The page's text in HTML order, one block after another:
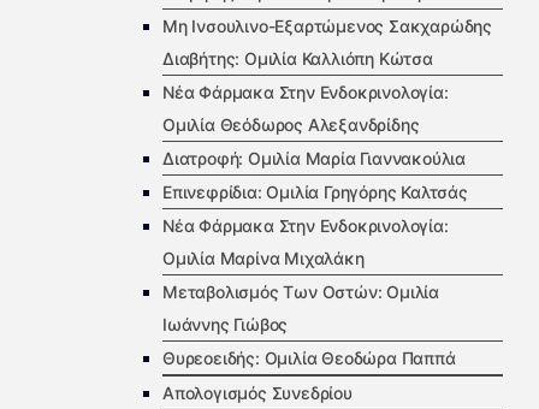
Μη Ινσουλινο-Εξαρτώμενος Σακχαρώδης
Διαβήτης: Ομιλία Καλλιόπη Κώτσα
Νέα Φάρμακα Στην Ενδοκρινολογία:
Ομιλία Θεόδωρος Αλεξανδρίδης
Διατροφή: Ομιλία Μαρία Γιαννακούλια
Επινεφρίδια: Ομιλία Γρηγόρης Καλτσάς
Νέα Φάρμακα Στην Ενδοκρινολογία:
Ομιλία Μαρίνα Μιχαλάκη
Μεταβολισμός Των Οστών: Ομιλία
Ιωάννης Γιώβος
Θυρεοειδής: Ομιλία Θεοδώρα Παππά
Απολογισμός Συνεδρίου